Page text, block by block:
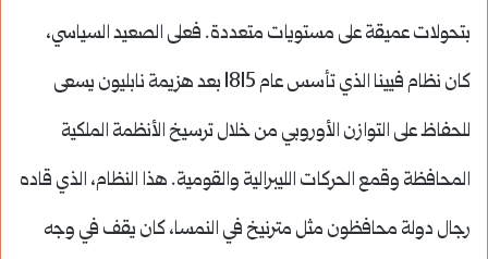
بتحولات عميقة على مستويات متعددة. فعلى الصعيد السياسي،
كان نظام فيينا الذي تأسس عام 1815 بعد هزيمة نابليون يسعى
للحفاظ على التوازن الأوروبي من خلال ترسيخ الأنظمة الملكية
المحافظة وقمع الحركات الليبرالية والقومية. هذا النظام، الذي قاده
رجال دولة محافظون مثل مترنيخ في النمسا، كان يقف في وجه